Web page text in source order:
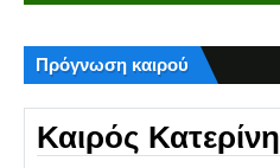
Πρόγνωση καιρού
Καιρός Κατερίνη